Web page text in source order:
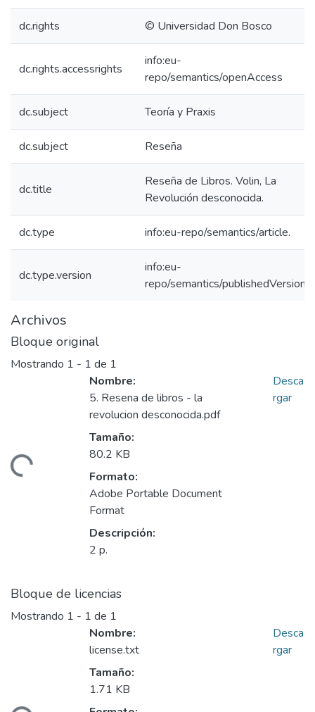
dc.rights © Universidad Don Bosco
dc.rights.accessrights
info:eu-
repo/semantics/openAccess
dc.subject Teoría y Praxis
dc.subject Reseña
dc.title
Reseña de Libros. Volin, La
Revolución desconocida.
dc.type info:eu-repo/semantics/article.
dc.type.version
info:eu-
repo/semantics/publishedVersion
Archivos
Bloque original
Mostrando 1 - 1 de 1
Nombre:
5. Resena de libros - la
revolucion desconocida.pdf
Tamaño:
80.2 KB
Formato:
Adobe Portable Document
Format
Descripción:
2 p.
Desca
rgar
Bloque de licencias
Mostrando 1 - 1 de 1
Nombre:
license.txt
Tamaño:
1.71 KB
Desca
rgar